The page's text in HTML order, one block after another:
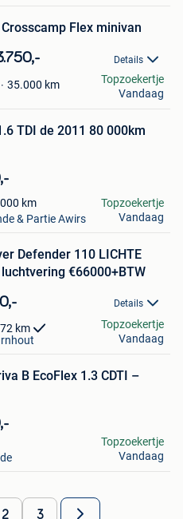
Flex minivan
Details
35.000 km
Topzoekertje
Vandaag
TDI de 2011 80 000km
km
& Partie Awirs
Topzoekertje
Vandaag
Defender 110 LICHTE
luchtvering €66000+BTW
Details
km
Topzoekertje
Vandaag
B EcoFlex 1.3 CDTI –
Topzoekertje
Vandaag
2 3